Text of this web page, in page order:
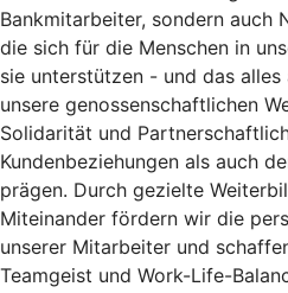
Bankmitarbeiter, sondern auch
die sich für die Menschen in
sie unterstützen - und das
unsere genossenschaftlichen
Solidarität und
Kundenbeziehungen als auch
prägen. Durch gezielte
Miteinander fördern wir die
unserer Mitarbeiter und
Teamgeist und Work-Life-